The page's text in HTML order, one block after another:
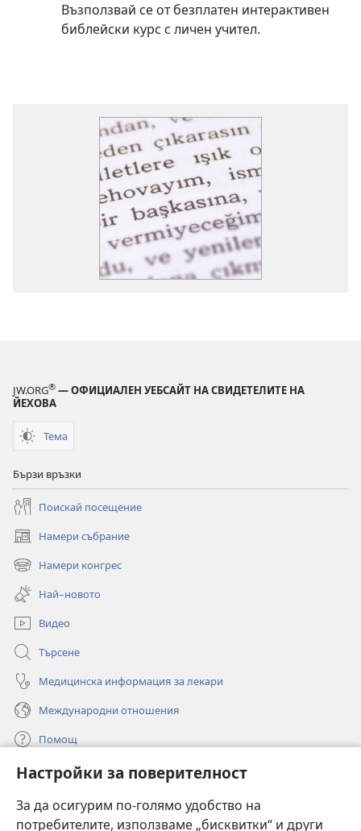
Настройки за поверителност
За да осигурим по-голямо удобство на
потребителите, използваме „бисквитки“ и други
Възползвай се от безплатен интерактивен
библейски курс с личен учител.
JW.ORG® — ОФИЦИАЛЕН УЕБСАЙТ НА СВИДЕТЕЛИТЕ НА
ЙЕХОВА
Тема
Бързи връзки
Поискай посещение
Намери събрание
(отваря
нов
прозорец)
Намери конгрес
(отваря
нов
прозорец)
Най–новото
Видео
Търсене
Медицинска информация за лекари
Международни отношения
Помощ
Дарения
нов
прозорец)ОНЛАЙН БИБЛИОТЕКА „Стражева кула“